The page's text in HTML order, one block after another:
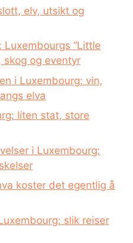
elv, utsikt og
“Little
skog og eventyr
i Luxembourg: vin,
elva
liten stat, store
i Luxembourg:
koster det egentlig å
slik reiser